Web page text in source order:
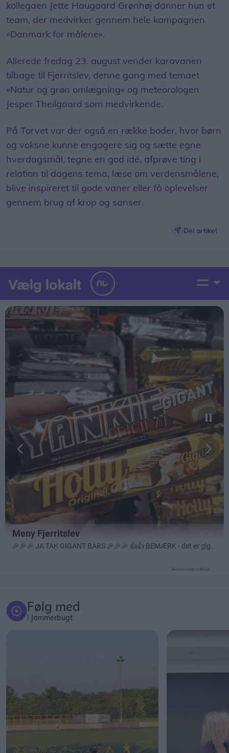
team, der medvirker gennem hele kampagnen
»Danmark for målene«.
tilbage til Fjerritslev, denne gang med temaet
»Natur og grøn omlægning« og meteorologen
Jesper Theilgaard som medvirkende.
og voksne kunne engagere sig og sætte egne
hverdagsmål, tegne en god idé, afprøve ting i
relation til dagens tema, læse om verdensmålene,
blive inspireret til gode vaner eller få oplevelser
gennem brug af krop og sanser.
i Jammerbugt